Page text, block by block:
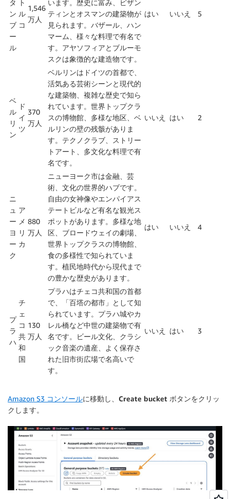
タ
ン
ブ
ー
ル
ト
ル
コ
1,546
万人
います。歴史に富み、ビザン
ティンとオスマンの建築物が
見られます。バザール、ハン
マーム、様々な料理で有名で
す。アヤソフィアとブルーモ
スクは象徴的な建造物です。
はい いいえ 5
ベ
ル
リ
ン
ド
イ
ツ
370
万人
ベルリンはドイツの首都で、
活気ある芸術シーンと現代的
な建築物、複雑な歴史で知ら
れています。世界トップクラ
スの博物館、多様な地区、ベ
ルリンの壁の残骸がありま
す。テクノクラブ、ストリー
トアート、多文化な料理で有
名です。
いいえ はい 2
ニ
ュ
ー
ヨ
ー
ク
ア
メ
リ
カ
880
万人
ニューヨーク市は金融、芸
術、文化の世界的ハブです。
自由の女神像やエンパイアス
テートビルなど有名な観光ス
ポットがあります。多様な地
区、ブロードウェイの劇場、
世界トップクラスの博物館、
食の多様性で知られていま
す。植民地時代から現代まで
の豊かな歴史があります。
はい いいえ 4
プ
ラ
ハ
チ
ェ
コ
共
和
国
130
万人
プラハはチェコ共和国の首都
で、「百塔の都市」として知
られています。プラハ城やカ
レル橋など中世の建築物で有
名です。ビール文化、クラシ
ック音楽の遺産、よく保存さ
れた旧市街広場で名高いで
す。
いいえ はい 3
Amazon S3 コンソールに移動し、 Create bucket ボタンをクリッ
クします。